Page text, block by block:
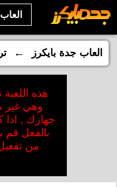
العاب جدة بايكرز ←
هذه
وهي غير
جهازك , اذا
بالفعل قم
من